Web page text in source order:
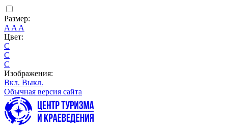
Размер:
A A A
Цвет:
C
C
C
Изображения:
Вкл. Выкл.
Обычная версия сайта